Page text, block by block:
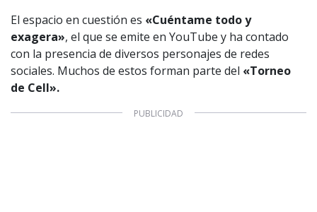
El espacio en cuestión es «Cuéntame todo y
exagera», el que se emite en YouTube y ha contado
con la presencia de diversos personajes de redes
sociales. Muchos de estos forman parte del «Torneo
de Cell».